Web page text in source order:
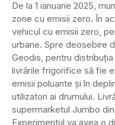
De la 1 ianuarie 2025,
zone cu emisii zero. În
vehicul cu emisii zero,
urbane. Spre deosebire
Geodis, pentru
livrările frigorifice să fie
emisii poluante și în
utilizatori ai drumului.
supermarketul Jumbo
Experimentul va avea o